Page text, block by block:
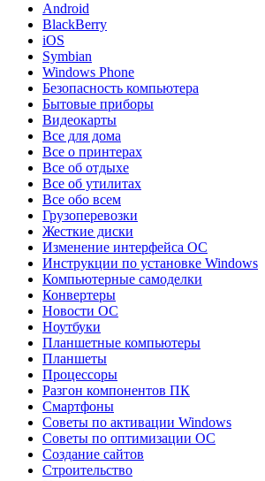
Android
BlackBerry
iOS
Symbian
Windows Phone
Безопасность компьютера
Бытовые приборы
Видеокарты
Все для дома
Все о принтерах
Все об отдыхе
Все об утилитах
Все обо всем
Грузоперевозки
Жесткие диски
Изменение интерфейса ОС
Инструкции по установке Windows
Компьютерные самоделки
Конвертеры
Новости ОС
Ноутбуки
Планшетные компьютеры
Планшеты
Процессоры
Разгон компонентов ПК
Смартфоны
Советы по активации Windows
Советы по оптимизации ОС
Создание сайтов
Строительство